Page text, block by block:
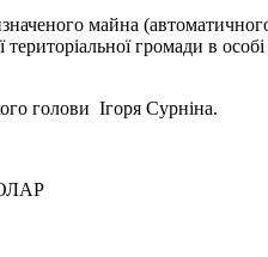
майна
громади в
голови Ігоря Сурніна.